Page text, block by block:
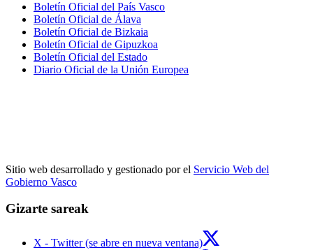
Boletín Oficial del País Vasco
Boletín Oficial de Álava
Boletín Oficial de Bizkaia
Boletín Oficial de Gipuzkoa
Boletín Oficial del Estado
Diario Oficial de la Unión Europea
Sitio web desarrollado y gestionado por el Servicio Web del
Gobierno Vasco
Gizarte sareak
X - Twitter (se abre en nueva ventana)